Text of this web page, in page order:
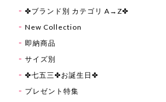
✤ブランド別 カテゴリ A→Z✤
New Collection
即納商品
サイズ別
✤七五三✤お誕生日✤
プレゼント特集